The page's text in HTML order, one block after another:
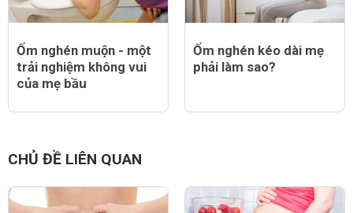
Ốm nghén muộn - một
trải nghiệm không vui
của mẹ bầu
Ốm nghén kéo dài mẹ
phải làm sao?
CHỦ ĐỀ LIÊN QUAN